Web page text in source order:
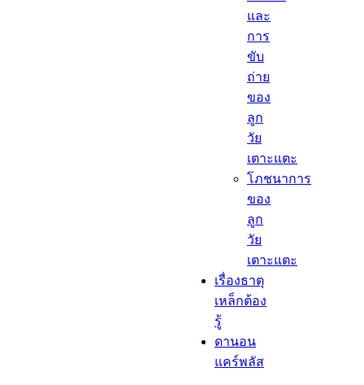
และ
การ
ขับ
ถ่าย
ของ
ลูก
วัย
เตาะแตะ
โภชนาการ
ของ
ลูก
วัย
เตาะแตะ
เรื่องธาตุ
เหล็กต้อง
รู้​
ดานอน
แคร์พลัส